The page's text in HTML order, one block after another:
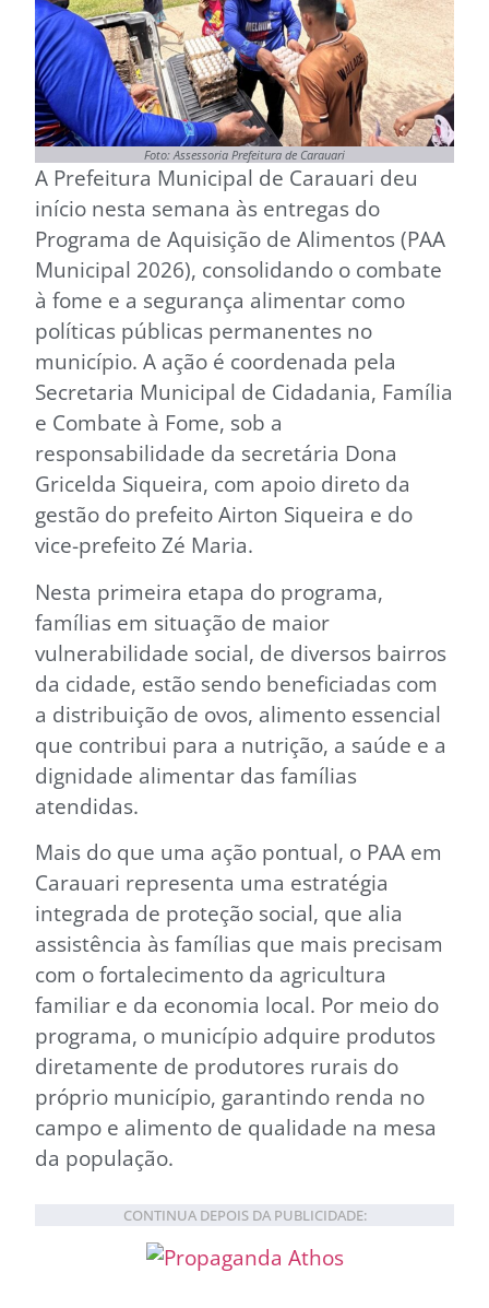
Foto: Assessoria Prefeitura de Carauari
A Prefeitura Municipal de Carauari deu
início nesta semana às entregas do
Programa de Aquisição de Alimentos (PAA
Municipal 2026), consolidando o combate
à fome e a segurança alimentar como
políticas públicas permanentes no
município. A ação é coordenada pela
Secretaria Municipal de Cidadania, Família
e Combate à Fome, sob a
responsabilidade da secretária Dona
Gricelda Siqueira, com apoio direto da
gestão do prefeito Airton Siqueira e do
vice-prefeito Zé Maria.
Nesta primeira etapa do programa,
famílias em situação de maior
vulnerabilidade social, de diversos bairros
da cidade, estão sendo beneficiadas com
a distribuição de ovos, alimento essencial
que contribui para a nutrição, a saúde e a
dignidade alimentar das famílias
atendidas.
Mais do que uma ação pontual, o PAA em
Carauari representa uma estratégia
integrada de proteção social, que alia
assistência às famílias que mais precisam
com o fortalecimento da agricultura
familiar e da economia local. Por meio do
programa, o município adquire produtos
diretamente de produtores rurais do
próprio município, garantindo renda no
campo e alimento de qualidade na mesa
da população.
CONTINUA DEPOIS DA PUBLICIDADE: